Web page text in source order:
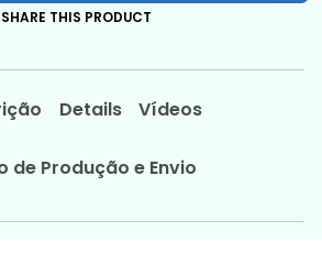
SHARE THIS PRODUCT
Details Vídeos
de Produção e Envio